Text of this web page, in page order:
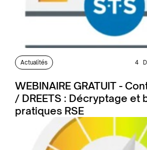
Actualités 4
WEBINAIRE GRATUIT -
/ DREETS : Décryptage et
pratiques RSE